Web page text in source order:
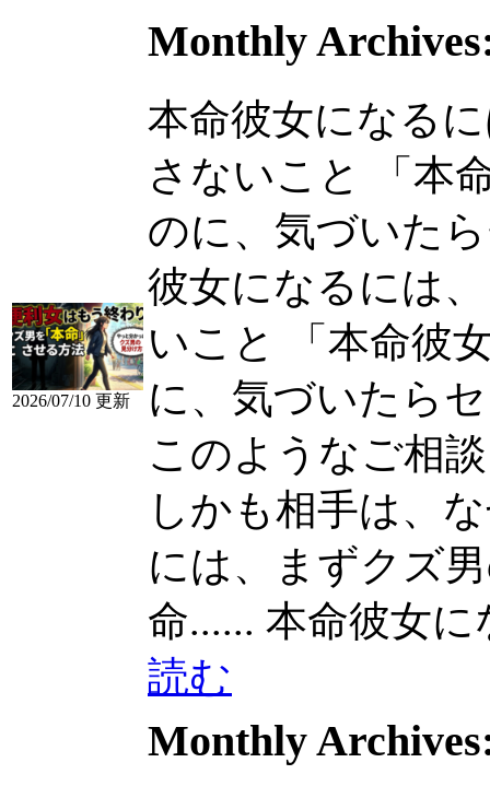
2026/07/10 更新
Monthly
本命彼女になる
さないこと 「本
のに、気づいた
彼女になるには
いこと 「本命彼
に、気づいたら
このようなご相
しかも相手は、
には、まずクズ
命...... 本命彼女に
読む
Monthly